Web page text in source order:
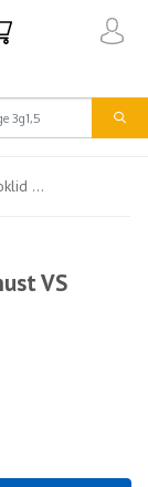
...
VS